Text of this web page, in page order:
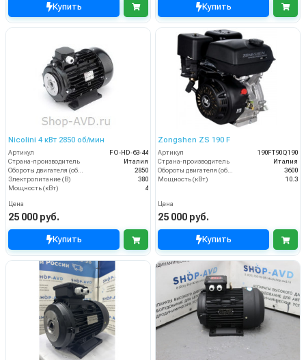
Купить Купить
Nicolini 4 кВт 2850 об/мин
Артикул
FO-HD-63-44
Страна-производитель
Италия
Обороты двигателя (об/мин)
2850
Электропитание (В)
380
Мощность (кВт)
4
Цена
25 000 руб.
Купить
Zongshen ZS 190 F
Артикул
190FT90Q190
Страна-производитель
Италия
Обороты двигателя (об/мин)
3600
Мощность (кВт)
10.3
Цена
25 000 руб.
Купить